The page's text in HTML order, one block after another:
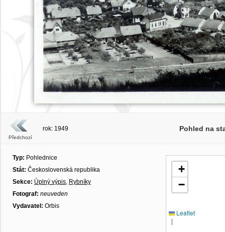
Předchozí
rok: 1949 Pohled na
Typ: Pohlednice
Stát: Československá republika
Sekce: Úplný výpis, Rybníky
Fotograf: neuveden
Vydavatel: Orbis
+
−
Leaflet
|